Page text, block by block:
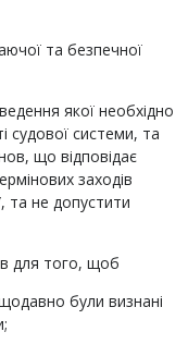
та безпечної
якої необхідно
судової системи, та
що відповідає
заходів
та не допустити
для того, щоб
були визнані